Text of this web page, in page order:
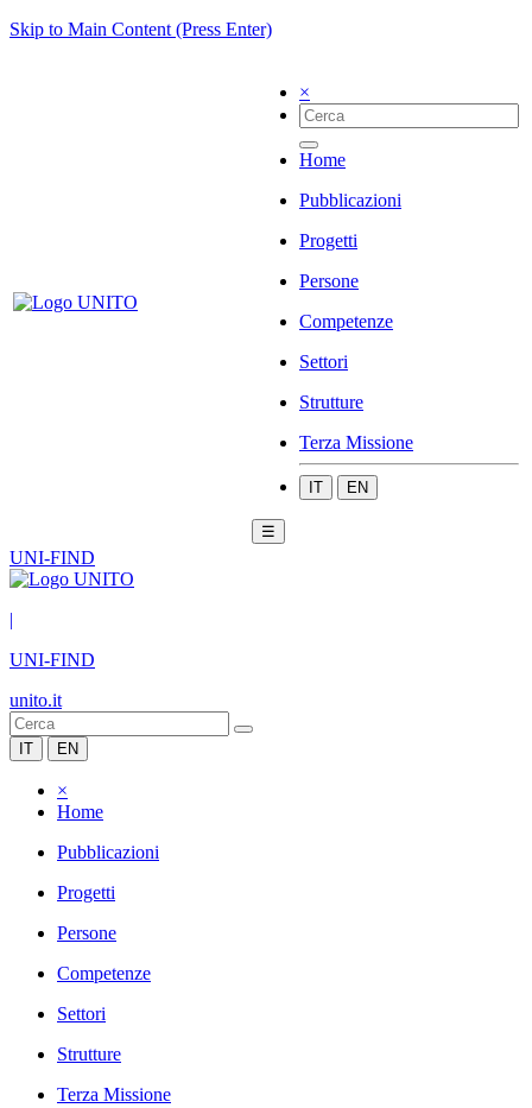
Skip to Main Content (Press Enter)
×
Home
Pubblicazioni
Progetti
Persone
Competenze
Settori
Strutture
Terza Missione
IT EN
☰
UNI-FIND
|
UNI-FIND
unito.it
IT EN
×
Home
Pubblicazioni
Progetti
Persone
Competenze
Settori
Strutture
Terza Missione